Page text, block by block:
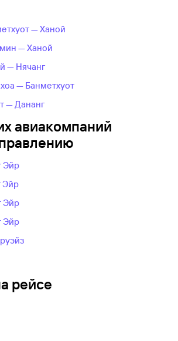
— Ханой
— Ханой
— Нячанг
— Банметхуот
— Дананг
авиакомпаний
Эйр
Эйр
Эйр
Эйр
рейсе